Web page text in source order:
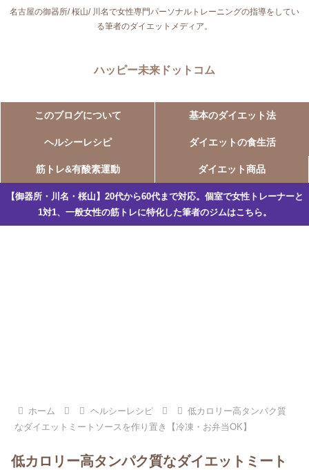
名古屋の御器所/ 桜山/ 川名で女性専門パーソナルトレーニングの指導をしてい
る筆者のダイエットメディア。
ハッピー未来ドットコム
このブログについて 基本のダイエット法
ヘルシーレシピ ダイエットの食生活
筋トレ&有酸素運動 ダイエット商品
【御器所・川名・桜山】20代から60代まで対応。個室で女性トレーナーと
1対1、一般女性の筋トレに特化した筆者のジムはこちら。
ホーム ヘルシーレシピ
低カロリー高タンパク質
なダイエットミートソースを作り置き【冷凍・お弁当OK】
低カロリー高タンパク質なダイエットミート